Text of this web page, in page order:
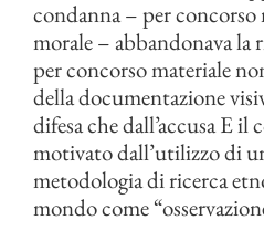
condanna – per
morale – abbandonava la
per concorso materiale
della documentazione
difesa che dall’accusa E il
motivato dall’utilizzo di
metodologia di ricerca
mondo come